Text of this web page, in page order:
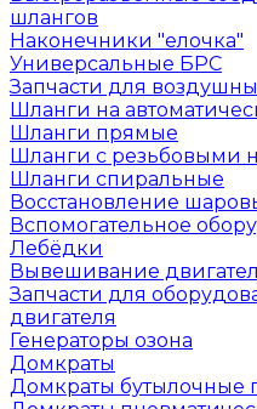
шлангов
Наконечники "елочка"
Универсальные БРС
Запчасти для
Шланги на
Шланги прямые
Шланги с резьбовыми
Шланги спиральные
Восстановление
Вспомогательное
Лебёдки
Вывешивание
Запчасти для
двигателя
Генераторы озона
Домкраты
Домкраты бутылочные